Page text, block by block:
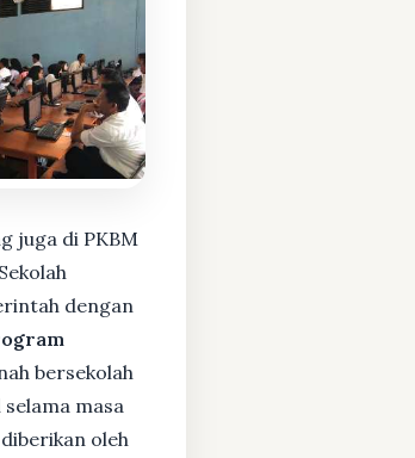
juga di PKBM
dengan
bersekolah
masa
oleh